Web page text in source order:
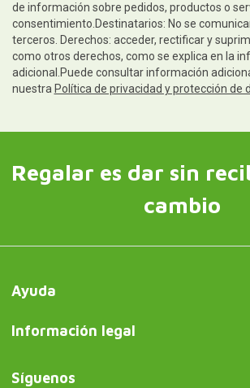
de información sobre pedidos, productos o
consentimiento.Destinatarios: No se
terceros. Derechos: acceder, rectificar y
como otros derechos, como se explica en la
adicional.Puede consultar información
nuestra Política de privacidad y protección de
Regalar es dar sin
cambio
Ayuda
Información legal
Síguenos